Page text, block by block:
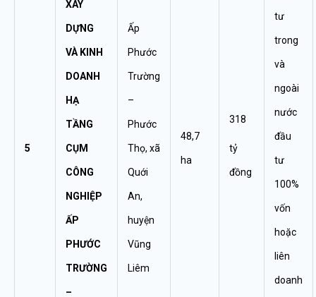
5
XÂY
DỰNG
VÀ KINH
DOANH
HẠ
TẦNG
CỤM
CÔNG
NGHIỆP
ẤP
PHƯỚC
TRƯỜNG
–
Ấp
Phước
Trường
–
Phước
Thọ, xã
Quới
An,
huyện
Vũng
Liêm
48,7
ha
318
tỷ
đồng
tư
trong
và
ngoài
nước
đầu
tư
100%
vốn
hoặc
liên
doanh